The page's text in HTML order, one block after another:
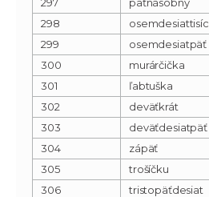
298
osemdesiattisíc
299
osemdesiatpäť
300
murárčička
301
ľabtuška
302
deväťkrát
303
deväťdesiatpäť
304
zápäť
305
trošíčku
306
tristopäťdesiat